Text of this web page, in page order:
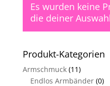
Es wurden keine
die deiner
Produkt-Kategorien
Armschmuck (11)
Endlos Armbänder (0)